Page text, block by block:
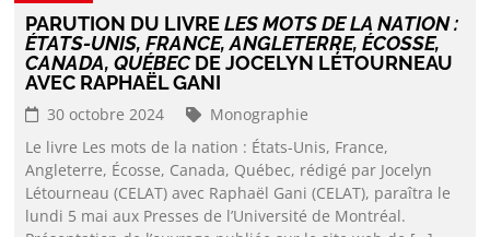
PARUTION DU LIVRELES MOTS DE LA NATION :
ÉTATS-UNIS, FRANCE, ANGLETERRE, ÉCOSSE,
CANADA, QUÉBECDE JOCELYN LÉTOURNEAU
AVEC RAPHAËL GANI
30 octobre 2024
Monographie
Le livre Les mots de la nation : États-Unis, France,
Angleterre, Écosse, Canada, Québec, rédigé par Jocelyn
Létourneau (CELAT) avec Raphaël Gani (CELAT), paraîtra le
lundi 5 mai aux Presses de l’Université de Montréal.